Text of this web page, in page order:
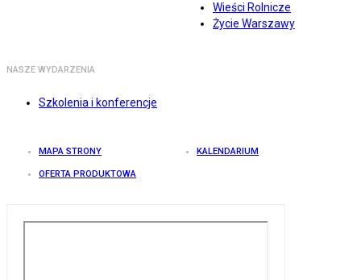
Wieści Rolnicze
Życie Warszawy
NASZE WYDARZENIA
Szkolenia i konferencje
MAPA STRONY KALENDARIUM
OFERTA PRODUKTOWA